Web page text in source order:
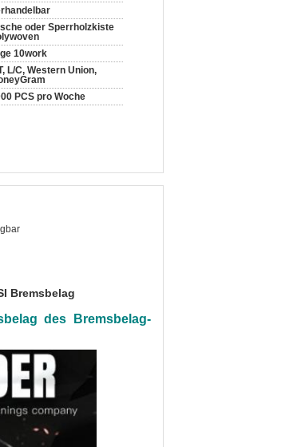
oder Sperrholzkiste
10work
L/C, Western Union,
PCS pro Woche
Bremsbelag
des Bremsbelag-